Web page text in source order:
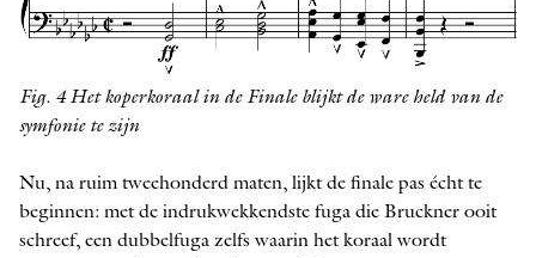
Fig. 4 Het koperkoraal in de Finale blijkt de ware held van de
symfonie te zijn
Nu, na ruim tweehonderd maten, lijkt de finale pas écht te
beginnen: met de indrukwekkendste fuga die Bruckner ooit
schreef, een dubbelfuga zelfs waarin het koraal wordt